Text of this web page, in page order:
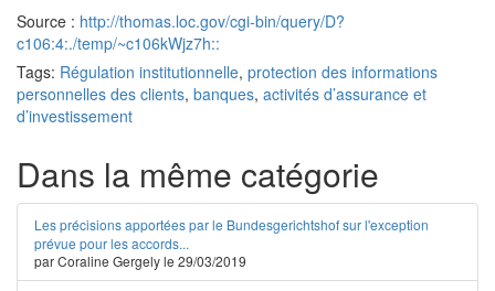
Source : http://thomas.loc.gov/cgi-bin/query/D?
c106:4:./temp/~c106kWjz7h::
Tags: Régulation institutionnelle, protection des informations
personnelles des clients, banques, activités d’assurance et
d’investissement
Dans la même catégorie
Les précisions apportées par le Bundesgerichtshof sur l'exception
prévue pour les accords...
par Coraline Gergely le 29/03/2019